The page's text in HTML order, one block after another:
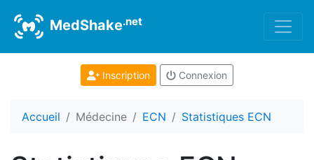
MedShake.net
Inscription Connexion
Accueil Médecine ECN Statistiques ECN